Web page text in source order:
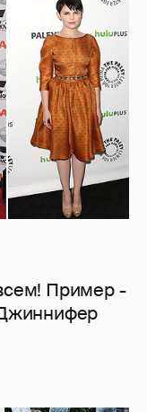
Пример -